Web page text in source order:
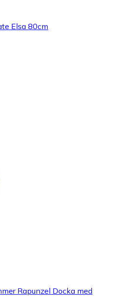
Elsa 80cm
Rapunzel Docka med